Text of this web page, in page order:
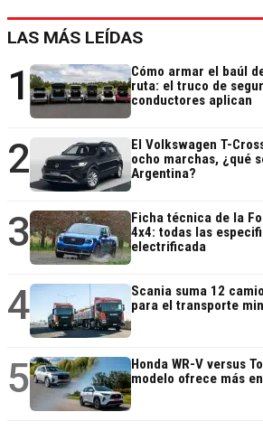
LAS MÁS LEÍDAS
1
Cómo armar el baúl
ruta: el truco de
conductores aplican
2
El Volkswagen T-
ocho marchas, ¿qué
Argentina?
3
Ficha técnica de la
4x4: todas las
electrificada
4
Scania suma 12
para el transporte
5
Honda WR-V versus
modelo ofrece más